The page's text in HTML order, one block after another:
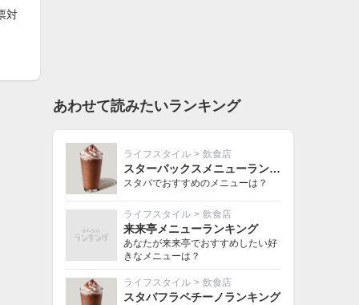
対
あわせて読みたいランキング
ライフスタイル > 飲食店
スターバックスメニューランキング
スタバでおすすめのメニューは？
ライフスタイル > 飲食店
来来亭メニューランキング
あなたが来来亭でおすすめしたい好
きなメニューは？
ライフスタイル > 飲食店
スタバフラペチーノランキング